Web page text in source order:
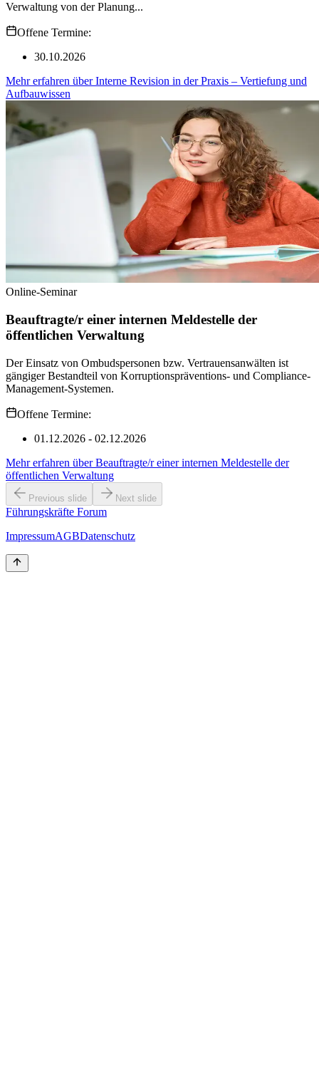
Verwaltung von der Planung...
Offene Termine:
30.10.2026
Mehr erfahren überInterne Revision in der Praxis – Vertiefung und
Aufbauwissen
Online-Seminar
Beauftragte/r einer internen Meldestelle der
öffentlichen Verwaltung
Der Einsatz von Ombudspersonen bzw. Vertrauensanwälten ist
gängiger Bestandteil von Korruptionspräventions- und Compliance-
Management-Systemen.
Offene Termine:
01.12.2026 - 02.12.2026
Mehr erfahren überBeauftragte/r einer internen Meldestelle der
öffentlichen Verwaltung
Previous slide Next slide
Führungskräfte Forum
ImpressumAGBDatenschutz